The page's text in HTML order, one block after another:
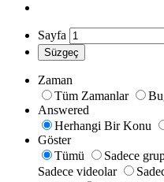
Sayfa
Süzgeç
Zaman
Tüm Zamanlar
Answered
Herhangi Bir Konu
Göster
Tümü
Sadece
Sadece videolar